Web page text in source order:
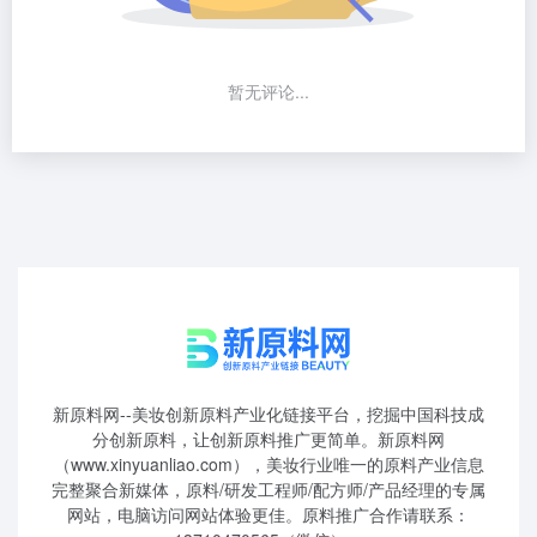
暂无评论...
新原料网--美妆创新原料产业化链接平台，挖掘中国科技成
分创新原料，让创新原料推广更简单。新原料网
（www.xinyuanliao.com），美妆行业唯一的原料产业信息
完整聚合新媒体，原料/研发工程师/配方师/产品经理的专属
网站，电脑访问网站体验更佳。原料推广合作请联系：